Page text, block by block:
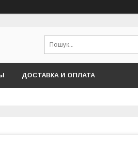
ДОСТАВКА И ОПЛАТА